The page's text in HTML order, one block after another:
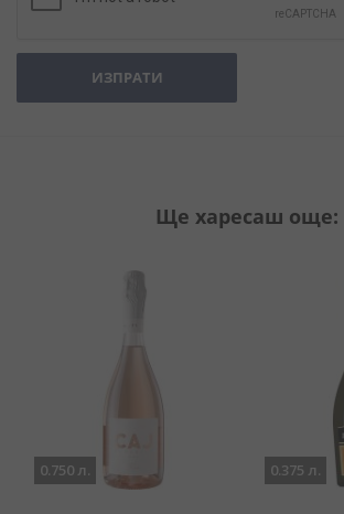
ИЗПРАТИ
Ще харесаш още:
0.750 л. 0.375 л.